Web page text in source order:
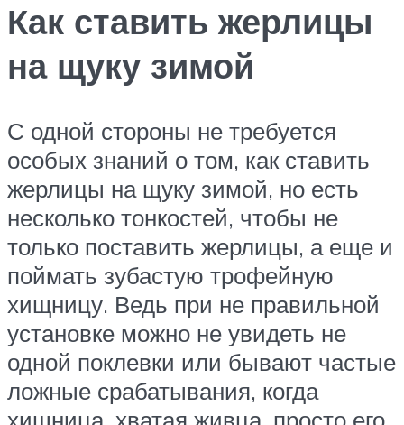
Как ставить жерлицы
на щуку зимой
С одной стороны не требуется
особых знаний о том, как ставить
жерлицы на щуку зимой, но есть
несколько тонкостей, чтобы не
только поставить жерлицы, а еще и
поймать зубастую трофейную
хищницу. Ведь при не правильной
установке можно не увидеть не
одной поклевки или бывают частые
ложные срабатывания, когда